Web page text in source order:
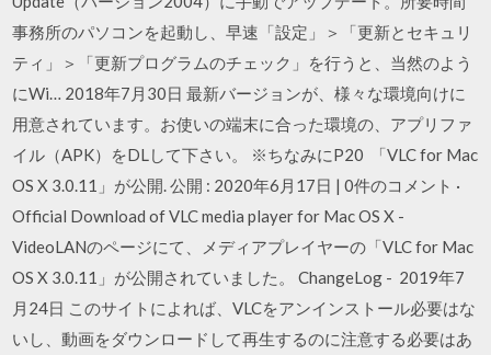
事務所のパソコンを起動し、早速「設定」＞「更新とセキュリ
ティ」＞「更新プログラムのチェック」を行うと、当然のよう
にWi… 2018年7月30日 最新バージョンが、様々な環境向けに
用意されています。お使いの端末に合った環境の、アプリファ
イル（APK）をDLして下さい。 ※ちなみにP20 「VLC for Mac
OS X 3.0.11」が公開. 公開 : 2020年6月17日 | 0件のコメント ·
Official Download of VLC media player for Mac OS X -
VideoLANのページにて、メディアプレイヤーの「VLC for Mac
OS X 3.0.11」が公開されていました。 ChangeLog - 2019年7
月24日 このサイトによれば、VLCをアンインストール必要はな
いし、動画をダウンロードして再生するのに注意する必要はあ